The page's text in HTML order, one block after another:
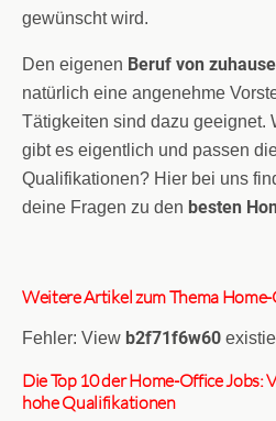
gewünscht wird.
Den eigenen Beruf von
natürlich eine angenehme
Tätigkeiten sind dazu geeignet.
gibt es eigentlich und passen
Qualifikationen? Hier bei uns
deine Fragen zu den besten
Weitere Artikel zum Thema
Fehler: View b2f71f6w60
Die Top 10 der Home-Office Jobs:
hohe Qualifikationen